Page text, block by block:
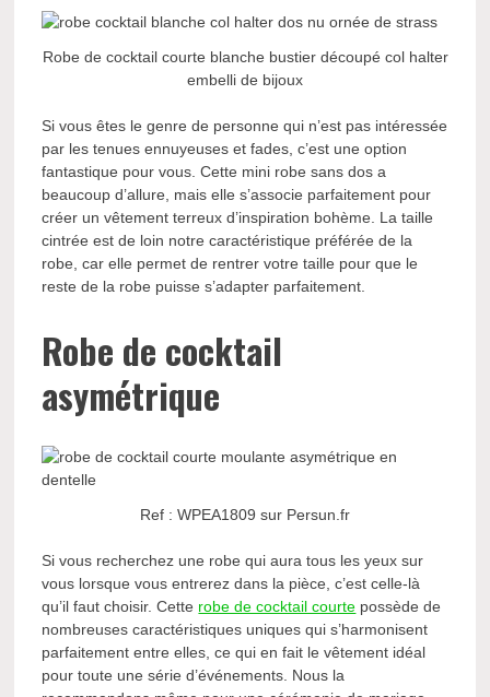
Robe de cocktail courte blanche bustier découpé col halter
embelli de bijoux
Si vous êtes le genre de personne qui n’est pas intéressée
par les tenues ennuyeuses et fades, c’est une option
fantastique pour vous. Cette mini robe sans dos a
beaucoup d’allure, mais elle s’associe parfaitement pour
créer un vêtement terreux d’inspiration bohème. La taille
cintrée est de loin notre caractéristique préférée de la
robe, car elle permet de rentrer votre taille pour que le
reste de la robe puisse s’adapter parfaitement.
Robe de cocktail
asymétrique
Ref : WPEA1809 sur Persun.fr
Si vous recherchez une robe qui aura tous les yeux sur
vous lorsque vous entrerez dans la pièce, c’est celle-là
qu’il faut choisir. Cette robe de cocktail courte possède de
nombreuses caractéristiques uniques qui s’harmonisent
parfaitement entre elles, ce qui en fait le vêtement idéal
pour toute une série d’événements. Nous la